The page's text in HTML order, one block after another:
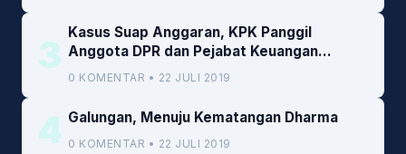
3
Kasus Suap Anggaran, KPK Panggil
Anggota DPR dan Pejabat Keuangan
Kemenkeu
0 KOMENTAR • 22 JULI 2019
4 Galungan, Menuju Kematangan Dharma
0 KOMENTAR • 22 JULI 2019